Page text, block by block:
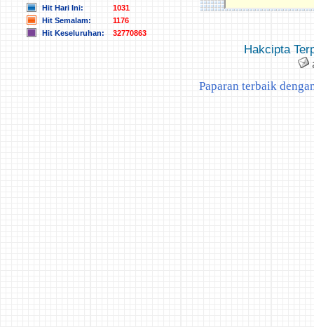
Hit Hari Ini:
1031
Hit Semalam:
1176
Hit Keseluruhan:
32770863
Hakcipta
Paparan terbaik